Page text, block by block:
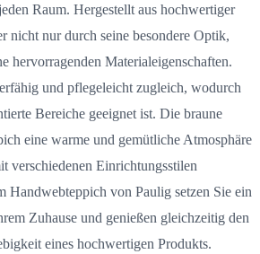
Raum. Hergestellt aus hochwertiger
nicht nur durch seine besondere Optik,
hervorragenden Materialeigenschaften.
und pflegeleicht zugleich, wodurch
Bereiche geeignet ist. Die braune
eine warme und gemütliche Atmosphäre
verschiedenen Einrichtungsstilen
Handwebteppich von Paulig setzen Sie ein
Zuhause und genießen gleichzeitig den
eines hochwertigen Produkts.